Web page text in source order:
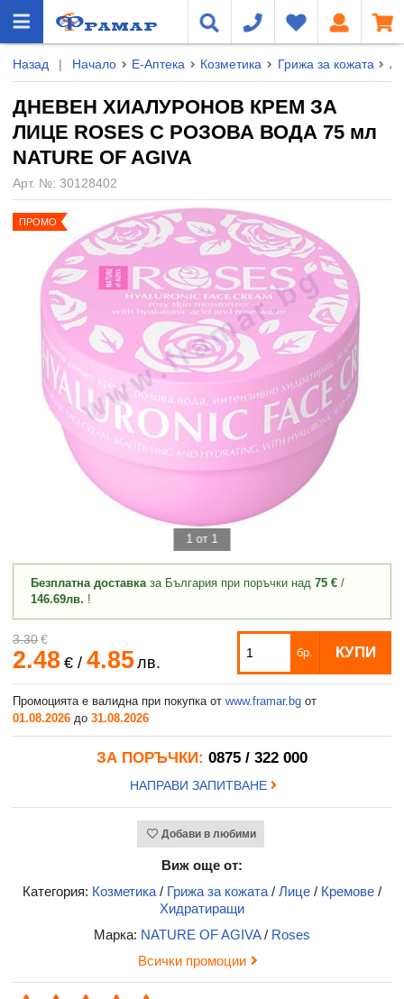
Назад | Начало Е-Аптека Козметика Грижа за кожата
ДНЕВЕН ХИАЛУРОНОВ КРЕМ ЗА
ЛИЦЕ ROSES С РОЗОВА ВОДА 75 мл
NATURE OF AGIVA
Арт. №: 30128402
1 от 1
ПРОМО
Безплатна доставказа България при поръчки над 75 € /
146.69лв. !
3.30 €
2.48 €/ 4.85лв.
бр. КУПИ
Промоцията е валидна при покупка от www.framar.bg от
01.08.2026 до 31.08.2026
ЗА ПОРЪЧКИ: 0875 / 322 000
НАПРАВИ ЗАПИТВАНЕ
Добави в любими
Виж още от:
Категория: Козметика / Грижа за кожата / Лице / Кремове /
Хидратиращи
Марка: NATURE OF AGIVA/ Roses
Всички промоции